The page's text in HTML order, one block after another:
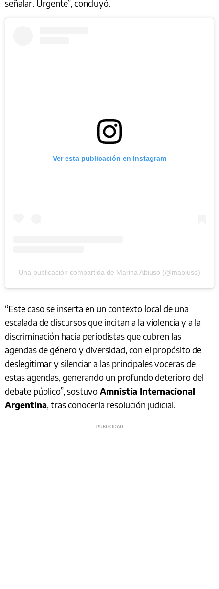
señalar. Urgente”, concluyó.
Ver esta publicación en Instagram
Una publicación compartida de Marina Abiuso (@mabiuso)
“Este caso se inserta en un contexto local de una
escalada de discursos que incitan a la violencia y a la
discriminación hacia periodistas que cubren las
agendas de género y diversidad, con el propósito de
deslegitimar y silenciar a las principales voceras de
estas agendas, generando un profundo deterioro del
debate público”, sostuvoAmnistía Internacional
Argentina, tras conocerla resolución judicial.